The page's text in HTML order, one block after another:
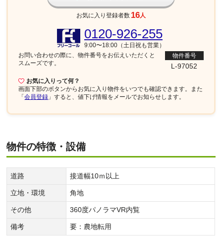
お気に入り登録者数 16 人
お気に入りって何？
画面下部のボタンからお気に入り物件をいつでも確認できます。また
「会員登録 」すると、値下げ情報をメールでお知らせします。
0120-926-255
9:00〜18:00（土日祝も営業）
お問い合わせの際に、物件番号をお伝えいただくと
スムーズです。
物件番号
L-97052
物件の特徴・設備
道路 接道幅10ｍ以上
立地・環境 角地
その他 360度パノラマVR内覧
備考 要：農地転用